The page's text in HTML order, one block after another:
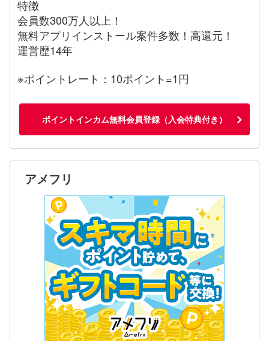
特徴
会員数300万人以上！
無料アプリインストール案件多数！高還元！
運営歴14年
※ポイントレート：10ポイント=1円
ポイントインカム無料会員登録（入会特典付き）
アメフリ